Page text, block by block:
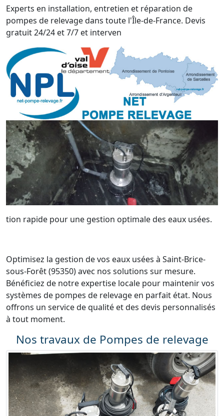
Experts en installation, entretien et réparation de
pompes de relevage dans toute l'Île-de-France. Devis
gratuit 24/24 et 7/7 et interven
tion rapide pour une gestion optimale des eaux usées.
Optimisez la gestion de vos eaux usées à Saint-Brice-
sous-Forêt (95350) avec nos solutions sur mesure.
Bénéficiez de notre expertise locale pour maintenir vos
systèmes de pompes de relevage en parfait état. Nous
offrons un service de qualité et des devis personnalisés
à tout moment.
Nos travaux de Pompes de relevage